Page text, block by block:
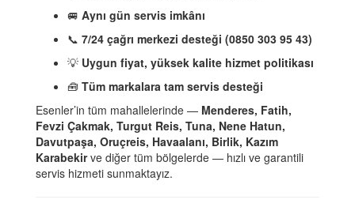
🚐 Aynı gün servis imkânı
📞 7/24 çağrı merkezi desteği (0850 303 95 43)
💡 Uygun fiyat, yüksek kalite hizmet politikası
🧰 Tüm markalara tam servis desteği
Esenler’in tüm mahallelerinde — Menderes, Fatih,
Fevzi Çakmak, Turgut Reis, Tuna, Nene Hatun,
Davutpaşa, Oruçreis, Havaalanı, Birlik, Kazım
Karabekirve diğer tüm bölgelerde — hızlı ve garantili
servis hizmeti sunmaktayız.